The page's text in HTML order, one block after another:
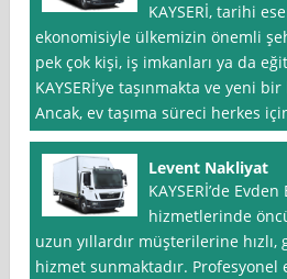
KAYSERİ, tarihi
ekonomisiyle ülkemizin önemli
pek çok kişi, iş imkanları ya da
KAYSERİ’ye taşınmakta ve yeni
Ancak, ev taşıma süreci herkes
Levent Nakliyat
KAYSERİ’de
hizmetlerinde
uzun yıllardır müşterilerine
hizmet sunmaktadır. Profesyonel